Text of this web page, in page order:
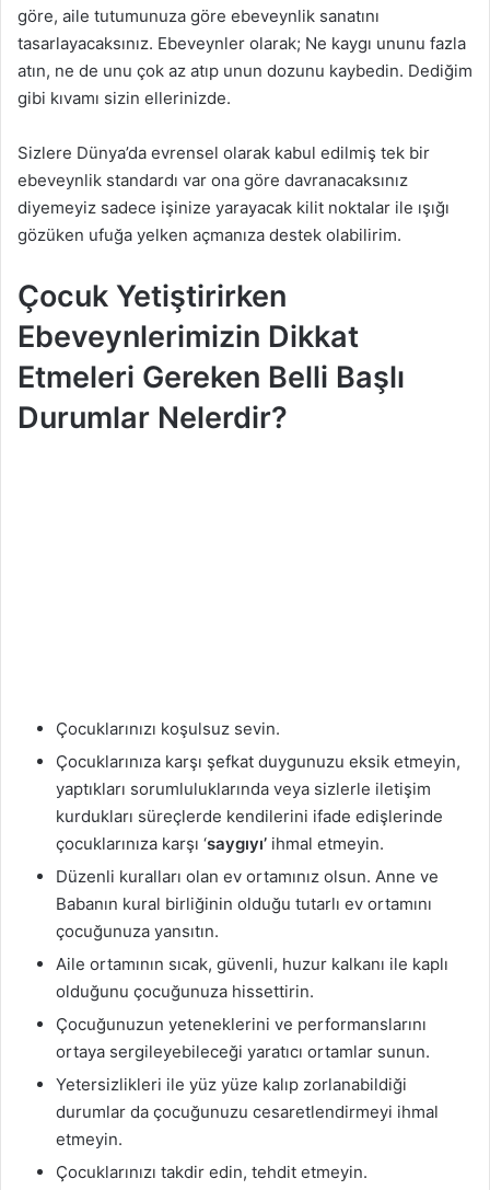
göre, aile tutumunuza göre ebeveynlik sanatını
tasarlayacaksınız. Ebeveynler olarak; Ne kaygı ununu fazla
atın, ne de unu çok az atıp unun dozunu kaybedin. Dediğim
gibi kıvamı sizin ellerinizde.
Sizlere Dünya’da evrensel olarak kabul edilmiş tek bir
ebeveynlik standardı var ona göre davranacaksınız
diyemeyiz sadece işinize yarayacak kilit noktalar ile ışığı
gözüken ufuğa yelken açmanıza destek olabilirim.
Çocuk Yetiştirirken
Ebeveynlerimizin Dikkat
Etmeleri Gereken Belli Başlı
Durumlar Nelerdir?
Çocuklarınızı koşulsuz sevin.
Çocuklarınıza karşı şefkat duygunuzu eksik etmeyin,
yaptıkları sorumluluklarında veya sizlerle iletişim
kurdukları süreçlerde kendilerini ifade edişlerinde
çocuklarınıza karşı ‘saygıyı’ ihmal etmeyin.
Düzenli kuralları olan ev ortamınız olsun. Anne ve
Babanın kural birliğinin olduğu tutarlı ev ortamını
çocuğunuza yansıtın.
Aile ortamının sıcak, güvenli, huzur kalkanı ile kaplı
olduğunu çocuğunuza hissettirin.
Çocuğunuzun yeteneklerini ve performanslarını
ortaya sergileyebileceği yaratıcı ortamlar sunun.
Yetersizlikleri ile yüz yüze kalıp zorlanabildiği
durumlar da çocuğunuzu cesaretlendirmeyi ihmal
etmeyin.
Çocuklarınızı takdir edin, tehdit etmeyin.